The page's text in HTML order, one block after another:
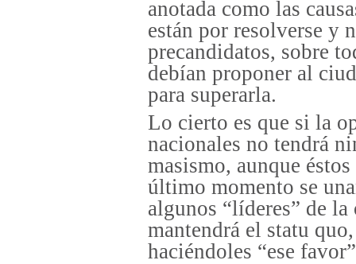
anotada como las
están por resolverse y
precandidatos, sobre
debían proponer al
para superarla.
Lo cierto es que si la
nacionales no tendrá
masismo, aunque
último momento se
algunos “líderes” de
mantendrá el statu
haciéndoles “ese